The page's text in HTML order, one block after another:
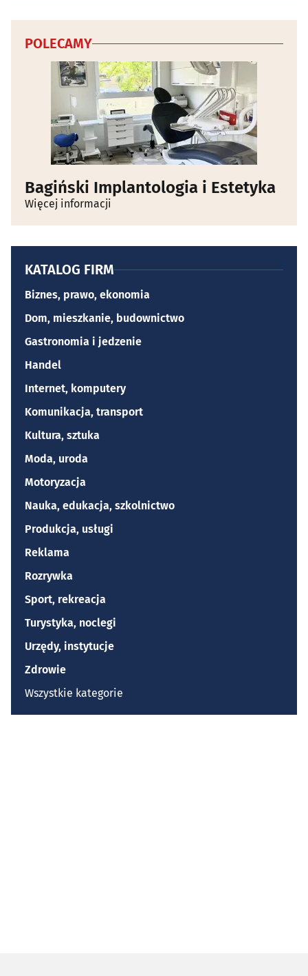
POLECAMY
Bagiński Implantologia i Estetyka
Więcej informacji
KATALOG FIRM
Biznes, prawo, ekonomia
Dom, mieszkanie, budownictwo
Gastronomia i jedzenie
Handel
Internet, komputery
Komunikacja, transport
Kultura, sztuka
Moda, uroda
Motoryzacja
Nauka, edukacja, szkolnictwo
Produkcja, usługi
Reklama
Rozrywka
Sport, rekreacja
Turystyka, noclegi
Urzędy, instytucje
Zdrowie
Wszystkie kategorie